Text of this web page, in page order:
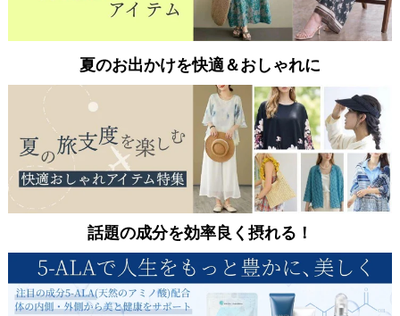
夏のお出かけを快適＆おしゃれに
話題の成分を効率良く摂れる！